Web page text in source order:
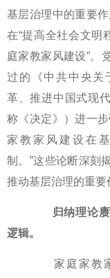
基层治理中的重要
在“提高全社会文明
庭家教家风建设”。
过的《中共中央关
革、推进中国式现
称《决定》）进一
家教家风建设在
制。”这些论断深刻
推动基层治理的重要
归纳理论
逻辑。
家庭家教家